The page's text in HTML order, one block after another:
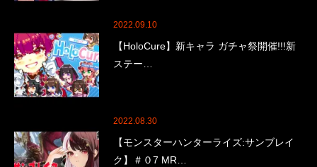
2022.09.10
【HoloCure】新キャラ ガチャ祭開催!!!新
ステー…
2022.08.30
【モンスターハンターライズ:サンブレイ
ク】＃０7 MR…